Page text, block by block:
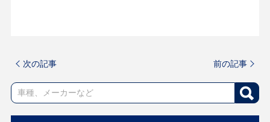
次の記事 前の記事